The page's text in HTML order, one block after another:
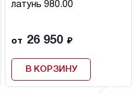
латунь 980.00
от 26 950 ₽
В КОРЗИНУ